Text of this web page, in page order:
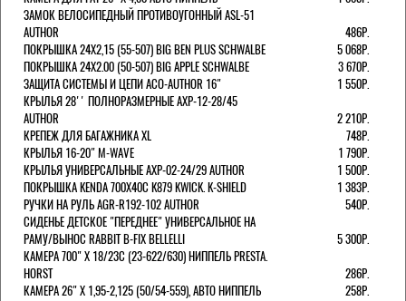
ЗАМОК ВЕЛОСИПЕДНЫЙ ПРОТИВОУГОННЫЙ ASL-51
AUTHOR
486Р.
ПОКРЫШКА 24X2,15 (55-507) BIG BEN PLUS SCHWALBE
5 068Р.
ПОКРЫШКА 24X2.00 (50-507) BIG APPLE SCHWALBE
3 670Р.
ЗАЩИТА СИСТЕМЫ И ЦЕПИ ACO-AUTHOR 16"
1 550Р.
КРЫЛЬЯ 28'' ПОЛНОРАЗМЕРНЫЕ AXP-12-28/45
AUTHOR
2 210Р.
КРЕПЕЖ ДЛЯ БАГАЖНИКА XL
748Р.
КРЫЛЬЯ 16-20" M-WAVE
1 790Р.
КРЫЛЬЯ УНИВЕРСАЛЬНЫЕ AXP-02-24/29 AUTHOR
1 500Р.
ПОКРЫШКА KENDA 700Х40С K879 KWICK. K-SHIELD
1 383Р.
РУЧКИ НА РУЛЬ AGR-R192-102 AUTHOR
540Р.
СИДЕНЬЕ ДЕТСКОЕ "ПЕРЕДНЕЕ" УНИВЕРСАЛЬНОЕ НА
РАМУ/ВЫНОС RABBIT B-FIX BELLELLI
5 300Р.
КАМЕРА 700" Х 18/23C (23-622/630) НИППЕЛЬ PRESTA.
HORST
286Р.
КАМЕРА 26" X 1,95-2,125 (50/54-559), АВТО НИППЕЛЬ
258Р.